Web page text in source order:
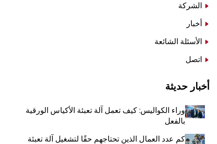
الشركة
أخبار
الأسئلة الشائعة
اتصل
أخبار حديثة
وراء الكواليس: كيف تعمل آلة تعبئة الأكياس الورقية
بالفعل
كم عدد العمال الذين تحتاجهم حقًا لتشغيل آلة تعبئة